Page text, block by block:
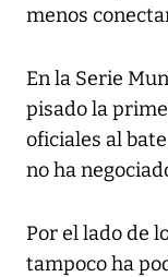
menos
En la Serie
pisado la
oficiales al
no ha
Por el lado de
tampoco ha